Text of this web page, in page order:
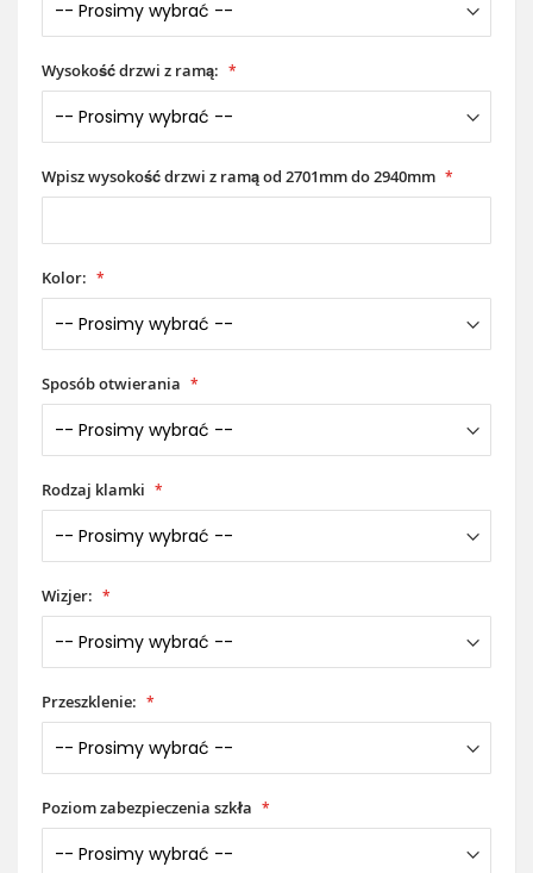
Wysokość drzwi z ramą:
Wpisz wysokość drzwi z ramą od 2701mm do 2940mm
Kolor:
Sposób otwierania
Rodzaj klamki
Wizjer:
Przeszklenie:
Poziom zabezpieczenia szkła